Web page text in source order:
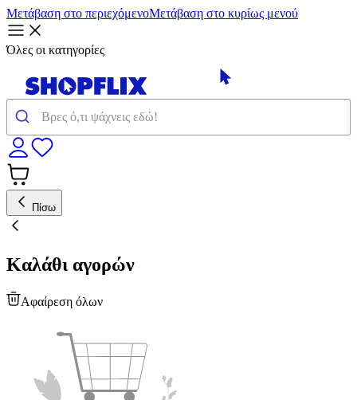
Μετάβαση στο περιεχόμενοΜετάβαση στο κυρίως μενού
Όλες οι κατηγορίες
Πίσω
Καλάθι αγορών
Αφαίρεση όλων